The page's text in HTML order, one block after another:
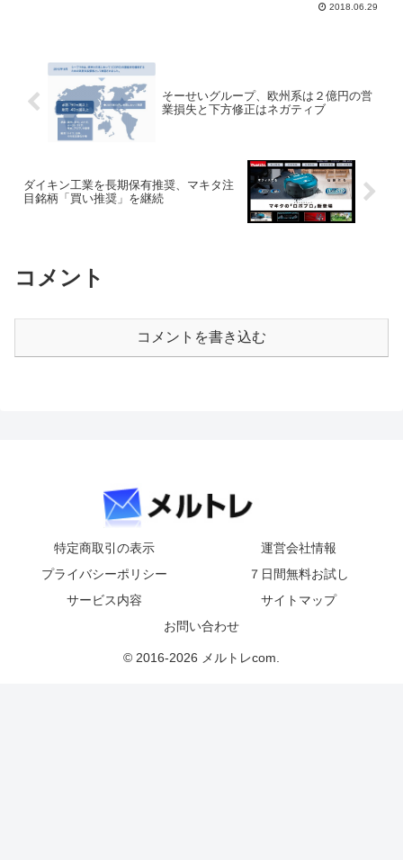
株投資戦略レポートでは、7月...2018.06.29
そーせいグループ、欧州系は２億円の営
業損失と下方修正はネガティブ
ダイキン工業を長期保有推奨、マキタ注
目銘柄「買い推奨」を継続
コメント
コメントを書き込む
特定商取引の表示
運営会社情報
プライバシーポリシー
７日間無料お試し
サービス内容
サイトマップ
お問い合わせ
© 2016-2026 メルトレcom.